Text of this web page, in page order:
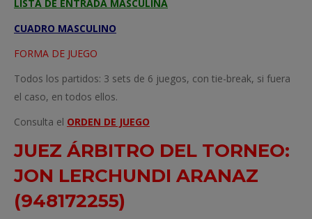
LISTA DE ENTRADA MASCULINA
CUADRO MASCULINO
FORMA DE JUEGO
Todos los partidos: 3 sets de 6 juegos, con tie-break, si fuera
el caso, en todos ellos.
Consulta el ORDEN DE JUEGO
JUEZ ÁRBITRO DEL TORNEO:
JON LERCHUNDI ARANAZ
(948172255)